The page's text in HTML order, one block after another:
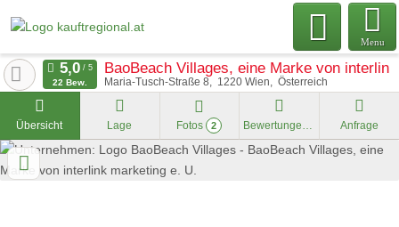
Menu
BaoBeach Villages, eine Marke von
Maria-Tusch-Straße 8 1220 Wien Österreich
22 Bew.
Übersicht Lage Fotos 2 Bewertungen Anfrage